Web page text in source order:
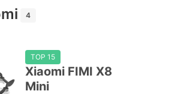
4
TOP 15
Xiaomi FIMI X8
Mini